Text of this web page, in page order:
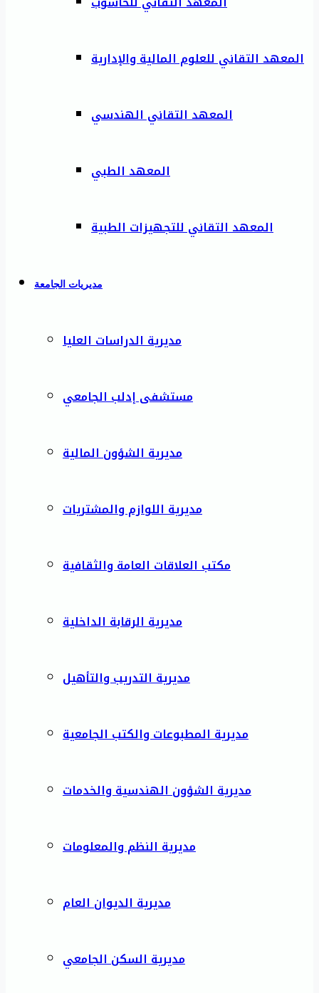
المعهد التقاني للعلوم المالية والإدارية
المعهد التقاني الهندسي
المعهد الطبي
المعهد التقاني للتجهيزات الطبية
مديريات الجامعة
مديرية الدراسات العليا
مستشفى إدلب الجامعي
مديرية الشؤون المالية
مديرية اللوازم والمشتريات
مكتب العلاقات العامة والثقافية
مديرية الرقابة الداخلية
مديرية التدريب والتأهيل
مديرية المطبوعات والكتب الجامعية
مديرية الشؤون الهندسية والخدمات
مديرية النظم والمعلومات
مديرية الديوان العام
مديرية السكن الجامعي